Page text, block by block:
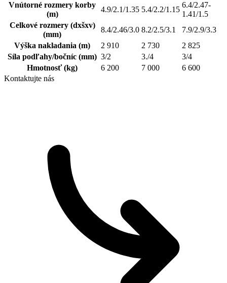
Vnútorné rozmery korby
(m)
4.9/2.1/1.35 5.4/2.2/1.15
6.4/2.47-
1.41/1.5
Celkové rozmery (dxšxv)
(mm)
8.4/2.46/3.0 8.2/2.5/3.1
7.9/2.9/3.3
Výška nakladania (m) 2 910 2 730
2 825
Síla podľahy/bočníc (mm) 3/2 3./4
3/4
Hmotnosť(kg) 6 200 7 000
6 600
Kontaktujte nás